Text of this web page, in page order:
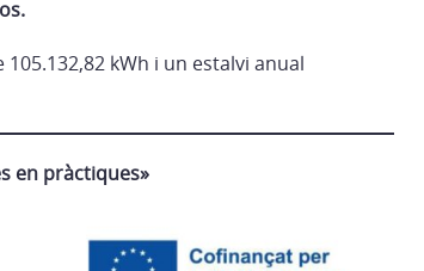
kWh i un estalvi anual
en pràctiques»